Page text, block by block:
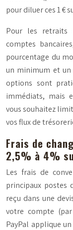
pour diluer ces 1 €
Pour les retraits
comptes
pourcentage du
un minimum et un
options sont
immédiats, mais
vous souhaitez
vos flux de
Frais de
2,5% à 4%
Les frais de
principaux postes
reçu dans une
votre compte
PayPal applique